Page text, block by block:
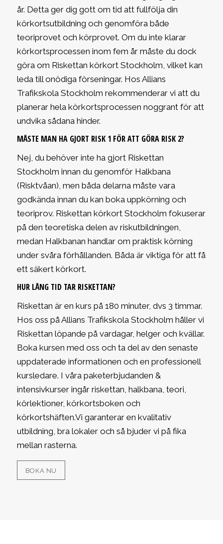
år. Detta ger dig gott om tid att fullfölja din
körkortsutbildning och genomföra både
teoriprovet och körprovet. Om du inte klarar
körkortsprocessen inom fem år måste du dock
göra om Riskettan körkort Stockholm, vilket kan
leda till onödiga förseningar. Hos Allians
Trafikskola Stockholm rekommenderar vi att du
planerar hela körkortsprocessen noggrant för att
undvika sådana hinder.
MÅSTE MAN HA GJORT RISK 1 FÖR ATT GÖRA RISK 2?
Nej, du behöver inte ha gjort Riskettan
Stockholm innan du genomför Halkbana
(Risktvåan), men båda delarna måste vara
godkända innan du kan boka uppkörning och
teoriprov. Riskettan körkort Stockholm fokuserar
på den teoretiska delen av riskutbildningen,
medan Halkbanan handlar om praktisk körning
under svåra förhållanden. Båda är viktiga för att få
ett säkert körkort.
HUR LÅNG TID TAR RISKETTAN?
Riskettan är en kurs på 180 minuter, dvs 3 timmar.
Hos oss på Allians Trafikskola Stockholm håller vi
Riskettan löpande på vardagar, helger och kvällar.
Boka kursen med oss och ta del av den senaste
uppdaterade informationen och en professionell
kursledare. I våra paketerbjudanden &
intensivkurser ingår riskettan, halkbana, teori,
körlektioner, körkortsboken och
körkortshäften.Vi garanterar en kvalitativ
utbildning, bra lokaler och så bjuder vi på fika
mellan rasterna.
BOKA NU